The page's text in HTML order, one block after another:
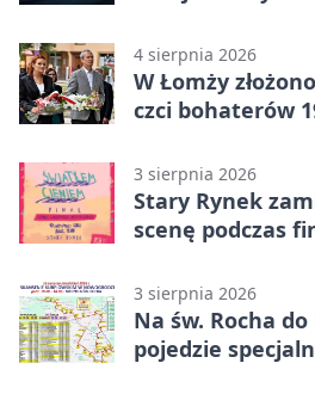
4 sierpnia 2026
W Łomży
czci bohaterów
3 sierpnia 2026
Stary Rynek
scenę podczas
3 sierpnia 2026
Na św. Rocha
pojedzie